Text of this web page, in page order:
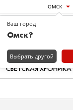
ОМСК
СВЕТСКАЯ ХРОНИКА
Ваш город
Омск?
Выбрать другой